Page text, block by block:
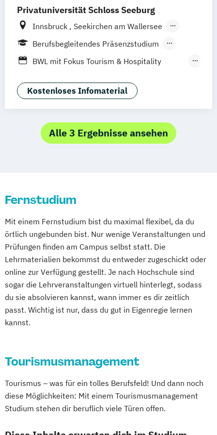
Privatuniversität Schloss Seeburg
Innsbruck
Seekirchen am Wallersee
Wien Graz Linz Südtirol online
Berufsbegleitendes Präsenzstudium
Fernstudium
Duales Studium Vollzeit
BWL mit Fokus Tourism & Hospitality
MBA in General Management (120 CP)
Master of Business Administration (60 CP)
Sport- und Eventmanagement
Kostenloses Infomaterial
Alle 3 Ergebnisse ansehen
Fernstudium
Mit einem Fernstudium bist du maximal flexibel, da du
örtlich ungebunden bist. Nur wenige Veranstaltungen und
Prüfungen finden am Campus selbst statt. Die
Lehrmaterialien bekommst du entweder zugeschickt oder
online zur Verfügung gestellt. Je nach Hochschule sind
sogar die Lehrveranstaltungen virtuell hinterlegt, sodass
du sie absolvieren kannst, wann immer es dir zeitlich
passt. Wichtig ist nur, dass du gut in Eigenregie lernen
kannst.
Tourismusmanagement
Tourismus – was für ein tolles Berufsfeld! Und dann noch
diese Möglichkeiten: Mit einem Tourismusmanagement
Studium stehen dir beruflich viele Türen offen.